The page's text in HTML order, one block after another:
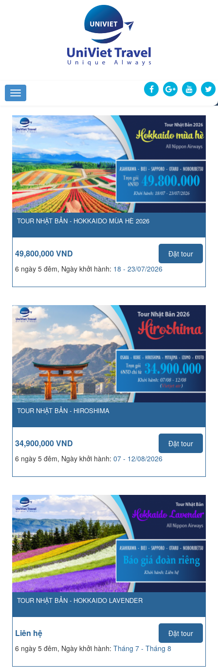
TOUR NHẬT BẢN - HOKKAIDO MÙA HÈ 2026
49,800,000 VND
Đặt tour
6 ngày 5 đêm, Ngày khởi hành: 18 - 23/07/2026
TOUR NHẬT BẢN - HIROSHIMA
34,900,000 VND
Đặt tour
6 ngày 5 đêm, Ngày khởi hành: 07 - 12/08/2026
TOUR NHẬT BẢN - HOKKAIDO LAVENDER
Liên hệ
Đặt tour
6 ngày 5 đêm, Ngày khởi hành: Tháng 7 - Tháng 8